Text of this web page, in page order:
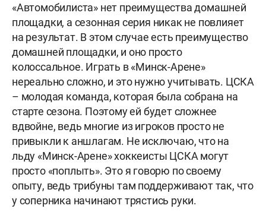
«Автомобилиста» нет преимущества домашней
площадки, а сезонная серия никак не повлияет
на результат. В этом случае есть преимущество
домашней площадки, и оно просто
колоссальное. Играть в «Минск-Арене»
нереально сложно, и это нужно учитывать. ЦСКА
– молодая команда, которая была собрана на
старте сезона. Поэтому ей будет сложнее
вдвойне, ведь многие из игроков просто не
привыкли к аншлагам. Не исключаю, что на
льду «Минск-Арене» хоккеисты ЦСКА могут
просто «поплыть». Это я говорю по своему
опыту, ведь трибуны там поддерживают так, что
у соперника начинают трястись руки.